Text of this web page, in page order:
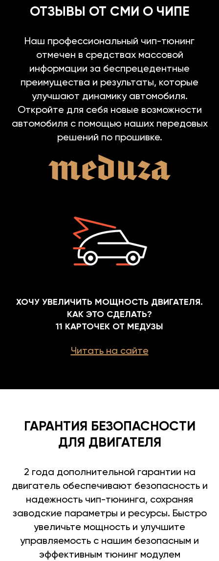
ОТЗЫВЫ ОТ СМИ О ЧИПЕ
Наш профессиональный чип-тюнинг
отмечен в средствах массовой
информации за беспрецедентные
преимущества и результаты, которые
улучшают динамику автомобиля.
Откройте для себя новые возможности
автомобиля с помощью наших передовых
решений по прошивке.
ХОЧУ УВЕЛИЧИТЬ МОЩНОСТЬ ДВИГАТЕЛЯ.
КАК ЭТО СДЕЛАТЬ?
11 КАРТОЧЕК ОТ МЕДУЗЫ
Читать на сайте
ГАРАНТИЯ БЕЗОПАСНОСТИ
ДЛЯ ДВИГАТЕЛЯ
2 года дополнительной гарантии на
двигатель обеспечивают безопасность и
надежность чип-тюнинга, сохраняя
заводские параметры и ресурсы. Быстро
увеличьте мощность и улучшите
управляемость с нашим безопасным и
эффективным тюнинг модулем